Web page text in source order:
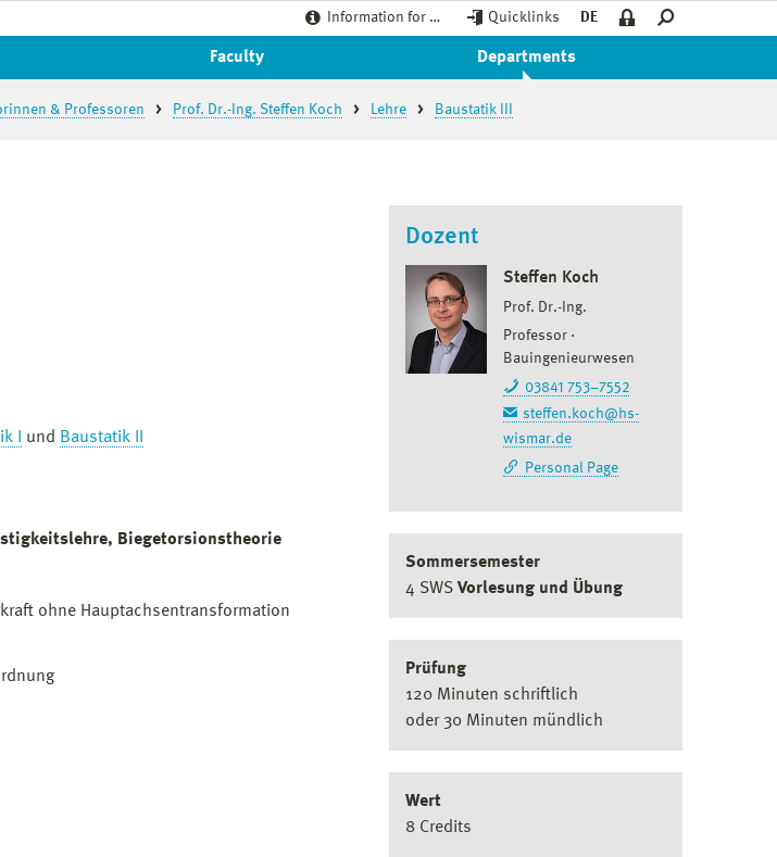
Information for … Quicklinks DE
Faculty Departments
& Professoren Prof. Dr.-Ing. Steffen Koch Lehre Baustatik III
I und Baustatik II
Biegetorsionstheorie
ohne Hauptachsentransformation
Dozent
Steffen Koch
Prof. Dr.-Ing.
Professor
Bauingenieurwesen
03841 753–7552
steffen.koch@hs-
wismar.de
Personal Page
Sommersemester
4 SWS Vorlesung und Übung
Prüfung
120 Minuten schriftlich
oder 30 Minuten mündlich
Wert
8 Credits